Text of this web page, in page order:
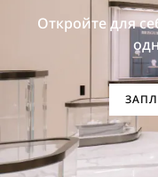
Откройте для